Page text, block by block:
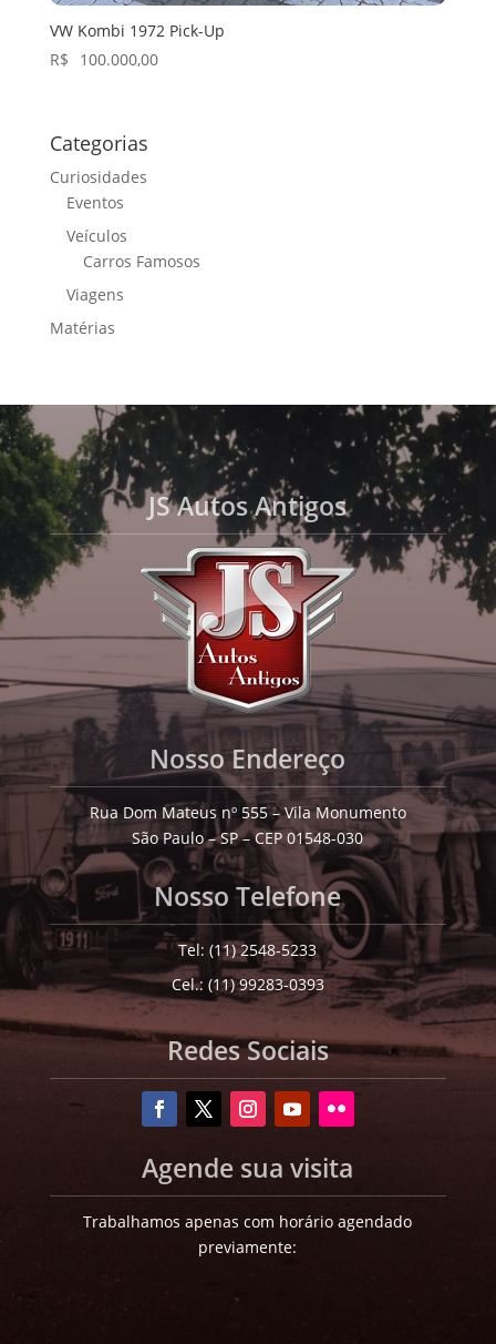
VW Kombi 1972 Pick-Up
R$
100.000,00
Categorias
Curiosidades
Eventos
Veículos
Carros Famosos
Viagens
Matérias
JS Autos Antigos
Nosso Endereço
Rua Dom Mateus nº 555 – Vila Monumento
São Paulo – SP – CEP 01548-030
Nosso Telefone
Tel: (11) 2548-5233
Cel.: (11) 99283-0393
Redes Sociais
Agende sua visita
Trabalhamos apenas com horário agendado
previamente: